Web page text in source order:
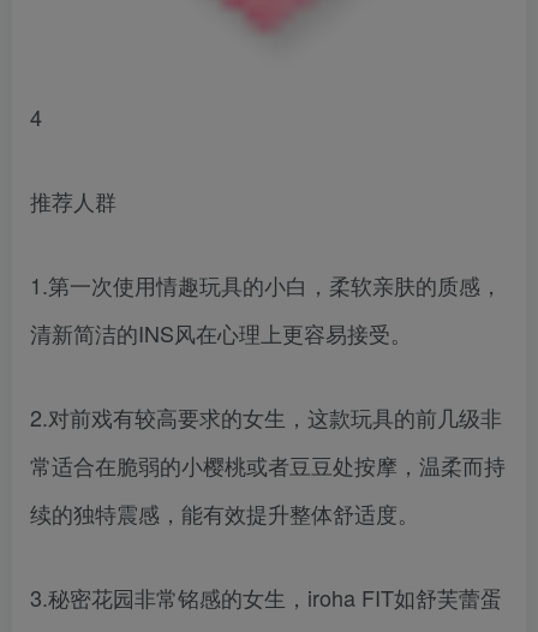
4
推荐人群
1.第一次使用情趣玩具的小白，柔软亲肤的质感，
清新简洁的INS风在心理上更容易接受。
2.对前戏有较高要求的女生，这款玩具的前几级非
常适合在脆弱的小樱桃或者豆豆处按摩，温柔而持
续的独特震感，能有效提升整体舒适度。
3.秘密花园非常铭感的女生，iroha FIT如舒芙蕾蛋